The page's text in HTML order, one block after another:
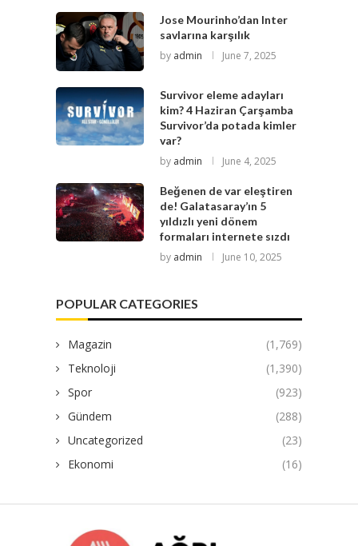
Jose Mourinho’dan Inter
savlarına karşılık
by admin June 7, 2025
Survivor eleme adayları
kim? 4 Haziran Çarşamba
Survivor’da potada kimler
var?
by admin June 4, 2025
Beğenen de var eleştiren
de! Galatasaray’ın 5
yıldızlı yeni dönem
formaları internete sızdı
by admin June 10, 2025
POPULAR CATEGORIES
Magazin
(1,769)
Teknoloji
(1,390)
Spor
(923)
Gündem
(288)
Uncategorized
(23)
Ekonomi
(16)